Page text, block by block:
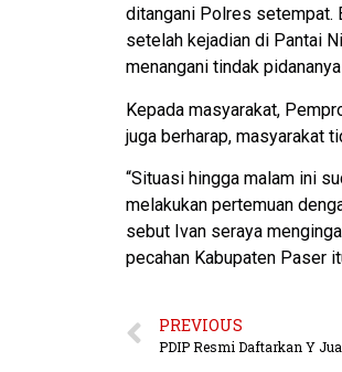
ditangani Polres setempat.
setelah kejadian di Pantai
menangani tindak
Kepada masyarakat,
juga berharap, masyarakat
“Situasi hingga malam ini
melakukan pertemuan
sebut Ivan seraya
pecahan Kabupaten Paser
PREVIOUS